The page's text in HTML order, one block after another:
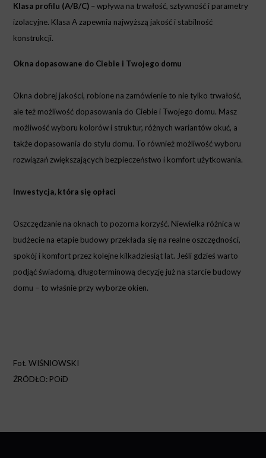
Klasa profilu (A/B/C) – wpływa na trwałość, sztywność i parametry
izolacyjne. Klasa A zapewnia najwyższą jakość i stabilność
konstrukcji.
Okna dopasowane do Ciebie i Twojego domu
Okna dobrej jakości, robione na zamówienie to nie tylko trwałość,
ale też możliwość dopasowania do Ciebie i Twojego domu. Masz
możliwość wyboru kolorów i struktur, różnych wariantów okuć, a
także dopasowania do stylu domu. To również możliwość wyboru
rozwiązań zwiększających bezpieczeństwo i komfort użytkowania.
Inwestycja, która się opłaci
Oszczędzanie na oknach to pozorna korzyść. Niewielka różnica w
budżecie na etapie budowy przekłada się na realne oszczędności,
spokój i komfort przez kolejne kilkadziesiąt lat. Jeśli gdzieś warto
podjąć świadomą, długoterminową decyzję już na starcie budowy
domu – to właśnie przy wyborze okien.
Fot. WIŚNIOWSKI
ŹRÓDŁO: POiD